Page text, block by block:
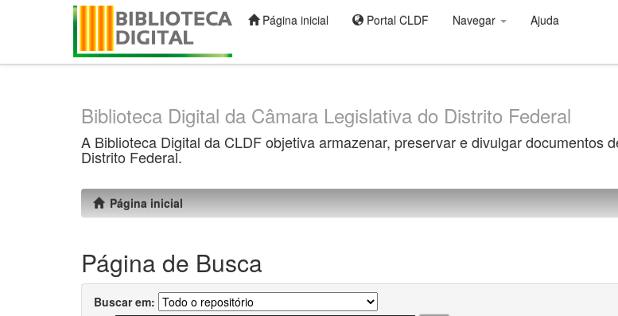
Página inicial Portal CLDF Navegar Ajuda
Biblioteca Digital da Câmara Legislativa do Distrito Federal
A Biblioteca Digital da CLDF objetiva armazenar, preservar e divulgar documentos
Distrito Federal.
Página inicial
Página de Busca
Buscar em: